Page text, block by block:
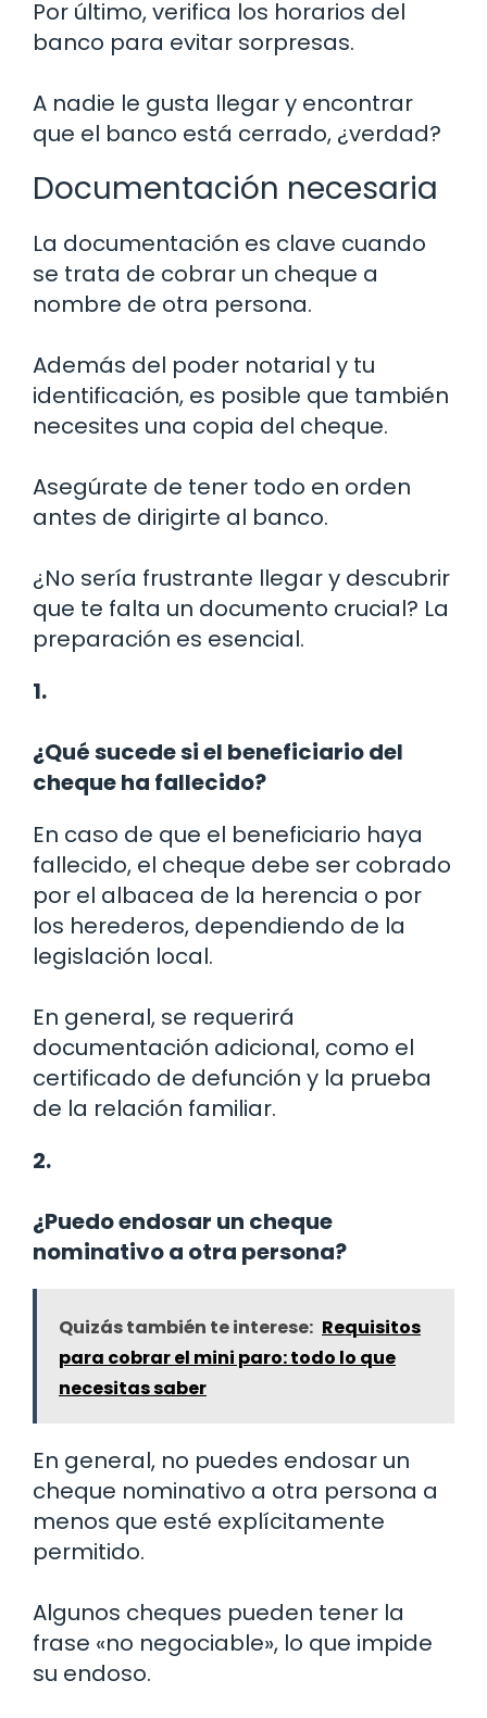
Por último, verifica los horarios del
banco para evitar sorpresas.
A nadie le gusta llegar y encontrar
que el banco está cerrado, ¿verdad?
Documentación necesaria
La documentación es clave cuando
se trata de cobrar un cheque a
nombre de otra persona.
Además del poder notarial y tu
identificación, es posible que también
necesites una copia del cheque.
Asegúrate de tener todo en orden
antes de dirigirte al banco.
¿No sería frustrante llegar y descubrir
que te falta un documento crucial? La
preparación es esencial.
1.
¿Qué sucede si el beneficiario del
cheque ha fallecido?
En caso de que el beneficiario haya
fallecido, el cheque debe ser cobrado
por el albacea de la herencia o por
los herederos, dependiendo de la
legislación local.
En general, se requerirá
documentación adicional, como el
certificado de defunción y la prueba
de la relación familiar.
2.
¿Puedo endosar un cheque
nominativo a otra persona?
Quizás también te interese: Requisitos
para cobrar el mini paro: todo lo que
necesitas saber
En general, no puedes endosar un
cheque nominativo a otra persona a
menos que esté explícitamente
permitido.
Algunos cheques pueden tener la
frase «no negociable», lo que impide
su endoso.